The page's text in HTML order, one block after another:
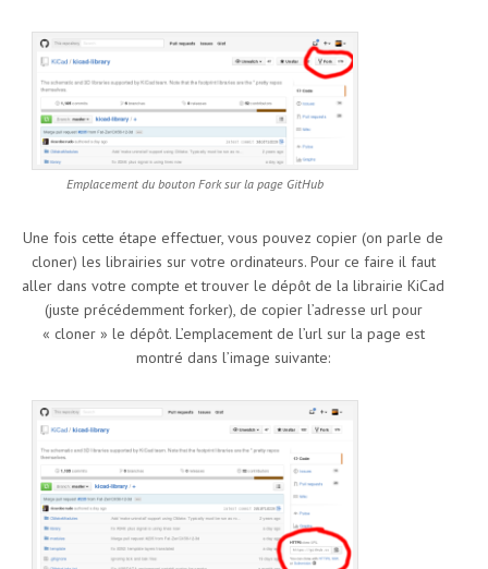
Emplacement du bouton Fork sur la page GitHub
Une fois cette étape effectuer, vous pouvez copier (on parle de
cloner) les librairies sur votre ordinateurs. Pour ce faire il faut
aller dans votre compte et trouver le dépôt de la librairie KiCad
(juste précédemment forker), de copier l’adresse url pour
« cloner » le dépôt. L’emplacement de l’url sur la page est
montré dans l’image suivante: